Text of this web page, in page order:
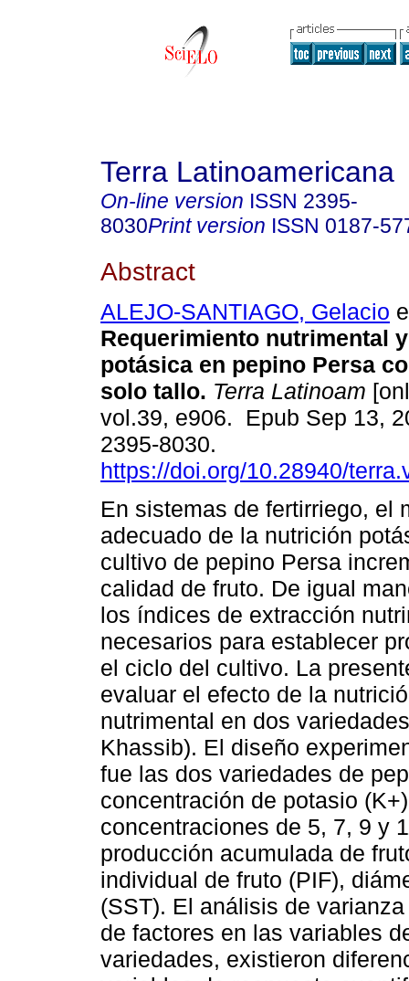
Terra Latinoamericana
On-line version ISSN 2395-
8030Print version ISSN 0187-
Abstract
ALEJO-SANTIAGO, Gelacio
Requerimiento nutrimental
potásica en pepino Persa
solo tallo. Terra Latinoam
vol.39, e906. Epub Sep 13,
2395-8030.
https://doi.org/10.28940/
En sistemas de fertirriego, el
adecuado de la nutrición
cultivo de pepino Persa
calidad de fruto. De igual
los índices de extracción
necesarios para establecer
el ciclo del cultivo. La
evaluar el efecto de la
nutrimental en dos
Khassib). El diseño
fue las dos variedades de
concentración de potasio
concentraciones de 5, 7, 9 y
producción acumulada de
individual de fruto (PIF),
(SST). El análisis de
de factores en las variables
variedades, existieron